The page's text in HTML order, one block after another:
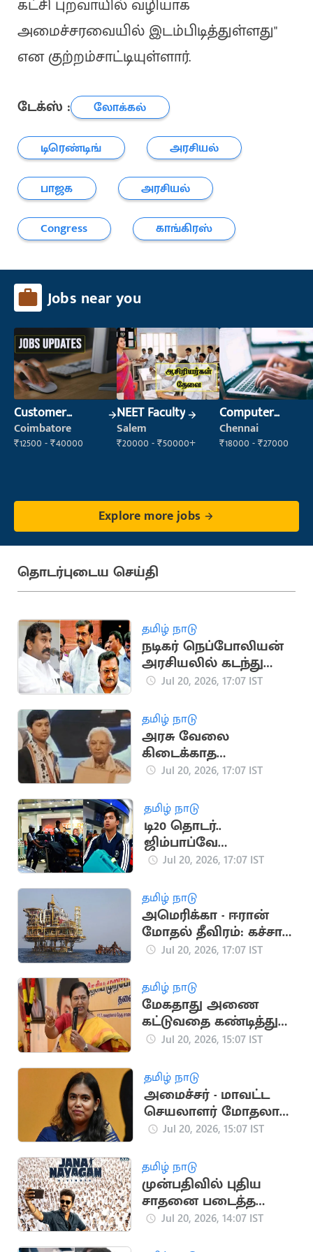
கட்சி புறவாயில் வழியாக
அமைச்சரவையில் இடம்பிடித்துள்ளது"
என குற்றம்சாட்டியுள்ளார்.
டேக்ஸ் :
லோக்கல்
டிரெண்டிங்
அரசியல்
பாஜக
அரசியல்
Congress
காங்கிரஸ்
Jobs near you
Customer
Support Officer
Coimbatore
₹12500 - ₹40000
NEET Faculty
Salem
₹20000 - ₹50000+
Computer
Operator
Chennai
₹18000 - ₹27000
Explore more jobs
தொடர்புடைய செய்தி
தமிழ் நாடு
நடிகர் நெப்போலியன்
அரசியலில் கடந்து
வந்த முக்கிய
Jul 20, 2026, 17:07 IST
தமிழ் நாடு
அரசு வேலை
கிடைக்காத
விரக்தியில் இளைஞர்
Jul 20, 2026, 17:07 IST
தமிழ் நாடு
டி20 தொடர்..
ஜிம்பாப்வே
சென்றடைந்த இந்திய
Jul 20, 2026, 17:07 IST
தமிழ் நாடு
அமெரிக்கா - ஈரான்
மோதல் தீவிரம்: கச்சா
எண்ணெய் தட்டுப்பாடு
Jul 20, 2026, 17:07 IST
தமிழ் நாடு
மேகதாது அணை
கட்டுவதை கண்டித்து
தேமுதிக போராட்டம்
Jul 20, 2026, 15:07 IST
தமிழ் நாடு
அமைச்சர் - மாவட்ட
செயலாளர் மோதலால்
தவெக பொதுக்கூட்டம்
Jul 20, 2026, 15:07 IST
தமிழ் நாடு
முன்பதிவில் புதிய
சாதனை படைத்த
ஜனநாயகன்
Jul 20, 2026, 14:07 IST